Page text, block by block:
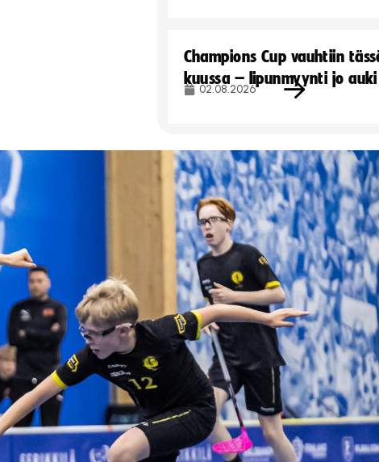
Champions Cup vauhtiin
kuussa – lipunmyynti jo auki
02.08.2026